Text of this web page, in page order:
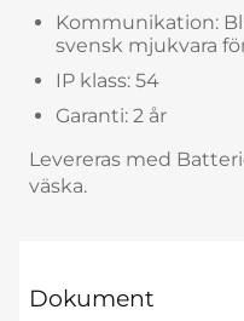
Kommunikation:
svensk mjukvara
IP klass: 54
Garanti: 2 år
Levereras med
väska.
Dokument